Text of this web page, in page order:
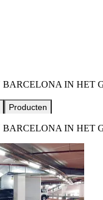
IN HET
Producten
IN HET